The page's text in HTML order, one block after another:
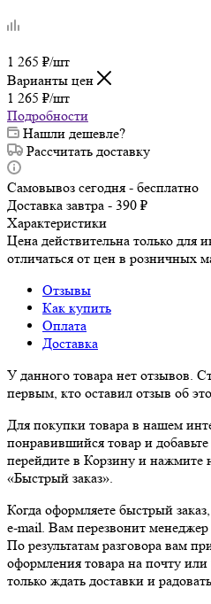
1 265 ₽/шт
Варианты цен
1 265 ₽/шт
Подробности
Нашли дешевле?
Рассчитать доставку
Самовывоз сегодня - бесплатно
Доставка завтра - 390 ₽
Характеристики
Цена действительна только для
отличаться от цен в розничных
Отзывы
Как купить
Оплата
Доставка
У данного товара нет отзывов.
первым, кто оставил отзыв об
Для покупки товара в нашем
понравившийся товар и
перейдите в Корзину и нажмите
«Быстрый заказ».
Когда оформляете быстрый
e-mail. Вам перезвонит менеджер
По результатам разговора вам
оформления товара на почту
только ждать доставки и